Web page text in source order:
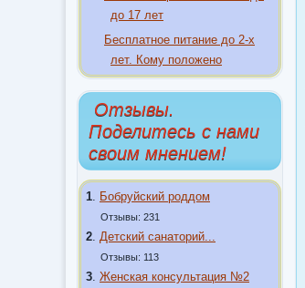
до 17 лет
Бесплатное питание до 2-х
лет. Кому положено
Отзывы.
Поделитесь с нами
своим мнением!
1 Бобруйский роддом
Отзывы: 231
2 Детский санаторий...
Отзывы: 113
3 Женская консультация №2